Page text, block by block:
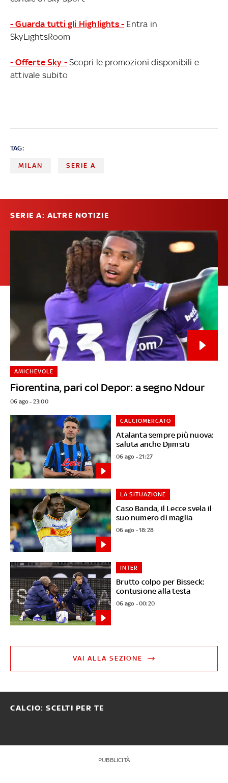
- Guarda tutti gli Highlights - Entra in
SkyLightsRoom
- Offerte Sky - Scopri le promozioni disponibili e
attivale subito
TAG:
MILAN SERIE A
SERIE A: ALTRE NOTIZIE
Fiorentina, pari col Depor: a segno Ndour
AMICHEVOLE
06 ago - 23:00
Atalanta sempre più nuova:
saluta anche Djimsiti
CALCIOMERCATO
06 ago - 21:27
Caso Banda, il Lecce svela il
suo numero di maglia
LA SITUAZIONE
06 ago - 18:28
Brutto colpo per Bisseck:
contusione alla testa
INTER
06 ago - 00:20
VAI ALLA SEZIONE
CALCIO: SCELTI PER TE
PUBBLICITÀ